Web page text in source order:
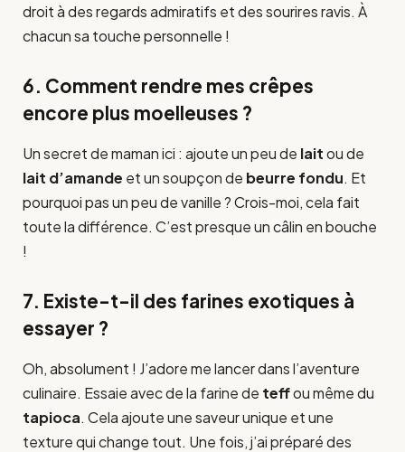
droit à des regards admiratifs et des sourires ravis. À
chacun sa touche personnelle !
6. Comment rendre mes crêpes
encore plus moelleuses ?
Un secret de maman ici : ajoute un peu de laitou de
lait d’amande et un soupçon de beurre fondu. Et
pourquoi pas un peu de vanille ? Crois-moi, cela fait
toute la différence. C’est presque un câlin en bouche
!
7. Existe-t-il des farines exotiques à
essayer ?
Oh, absolument ! J’adore me lancer dans l’aventure
culinaire. Essaie avec de la farine de teffou même du
tapioca. Cela ajoute une saveur unique et une
texture qui change tout. Une fois, j’ai préparé des